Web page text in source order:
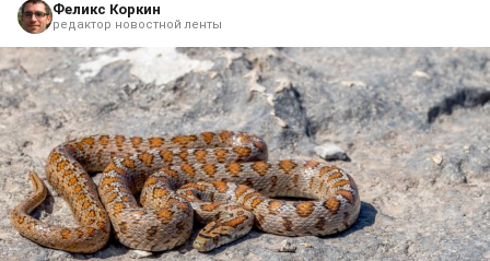
Феликс Коркин
редактор новостной ленты